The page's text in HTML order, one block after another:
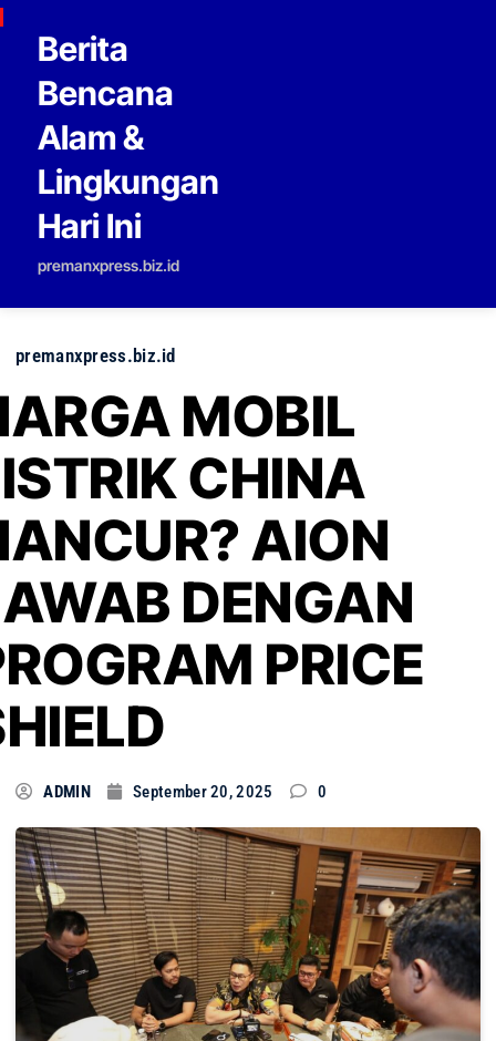
Skip to content
Berita
Bencana
Alam &
Lingkungan
Hari Ini
premanxpress.biz.id
premanxpress.biz.id
MOBIL
CHINA
AION
DENGAN
PRICE
ADMIN September 20, 2025 0